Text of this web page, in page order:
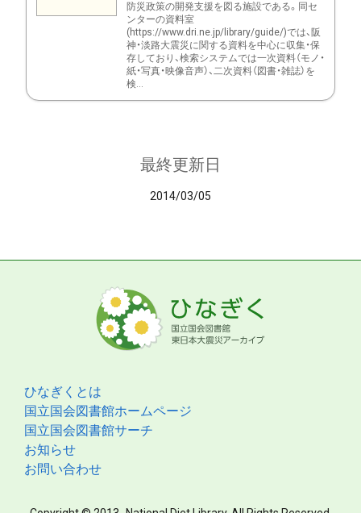
防災政策の開発支援を図る施設である。同セ
ンターの資料室
(https://www.dri.ne.jp/library/guide/)では、阪
神・淡路大震災に関する資料を中心に収集・保
存しており、検索システムでは一次資料（モノ・
紙・写真・映像音声）、二次資料（図書・雑誌）を
検...
最終更新日
2014/03/05
ひなぎくとは
国立国会図書館ホームページ
国立国会図書館サーチ
お知らせ
お問い合わせ